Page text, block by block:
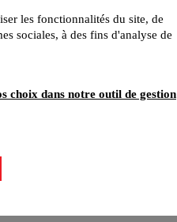
les fonctionnalités du site, de
sociales, à des fins d'analyse de
choix dans notre outil de gestion